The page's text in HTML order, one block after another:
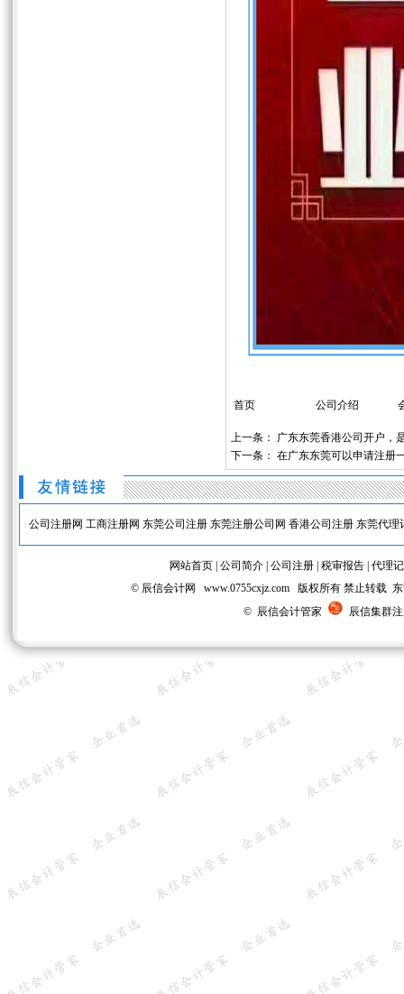
首页 公司介绍
上一条：
广东东莞香港公司开户，
下一条： 在广东东莞可以申请注册
公司注册网 工商注册网 东莞公司注册 东莞注册公司网 香港公司注册 东莞代理
网站首页 公司简介 公司注册 税审报告 代理
© 辰信会计网 www.0755cxjz.com 版权所有 禁止转载
© 辰信会计管家
辰信集群